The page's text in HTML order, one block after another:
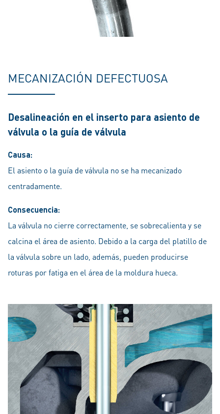
MECANIZACIÓN DEFECTUOSA
Desalineación en el inserto para asiento de
válvula o la guía de válvula
Causa:
El asiento o la guía de válvula no se ha mecanizado
centradamente.
Consecuencia:
La válvula no cierre correctamente, se sobrecalienta y se
calcina el área de asiento. Debido a la carga del platillo de
la válvula sobre un lado, además, pueden producirse
roturas por fatiga en el área de la moldura hueca.